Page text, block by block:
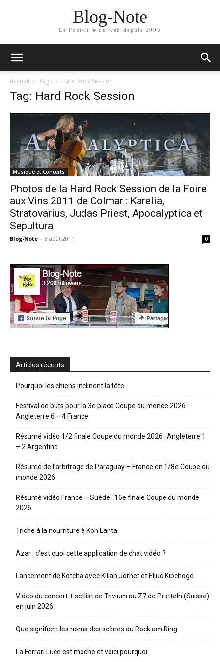
Blog-Note
Le Post-it ® du web depuis 2005
Accueil Tags Hard Rock Session
Tag: Hard Rock Session
Musique et Concerts
Photos de la Hard Rock Session de la Foire
aux Vins 2011 de Colmar : Karelia,
Stratovarius, Judas Priest, Apocalyptica et
Sepultura
Blog-Note - 8 août 2011 0
Articles récents
Pourquoi les chiens inclinent la tête
Festival de buts pour la 3e place Coupe du monde 2026 :
Angleterre 6 – 4 France
Résumé vidéo 1/2 finale Coupe du monde 2026 : Angleterre 1
– 2 Argentine
Résumé de l’arbitrage de Paraguay – France en 1/8e Coupe du
monde 2026
Résumé vidéo France – Suède : 16e finale Coupe du monde
2026
Triche à la nourriture à Koh Lanta
Azar : c’est quoi cette application de chat vidéo ?
Lancement de Kotcha avec Kilian Jornet et Eliud Kipchoge
Vidéo du concert + setlist de Trivium au Z7 de Pratteln (Suisse)
en juin 2026
Que signifient les noms des scènes du Rock am Ring
La Ferrari Luce est moche et voici pourquoi